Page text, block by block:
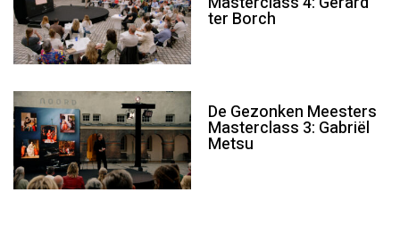
ter Borch
De Gezonken Meesters
Masterclass 3: Gabriël
Metsu